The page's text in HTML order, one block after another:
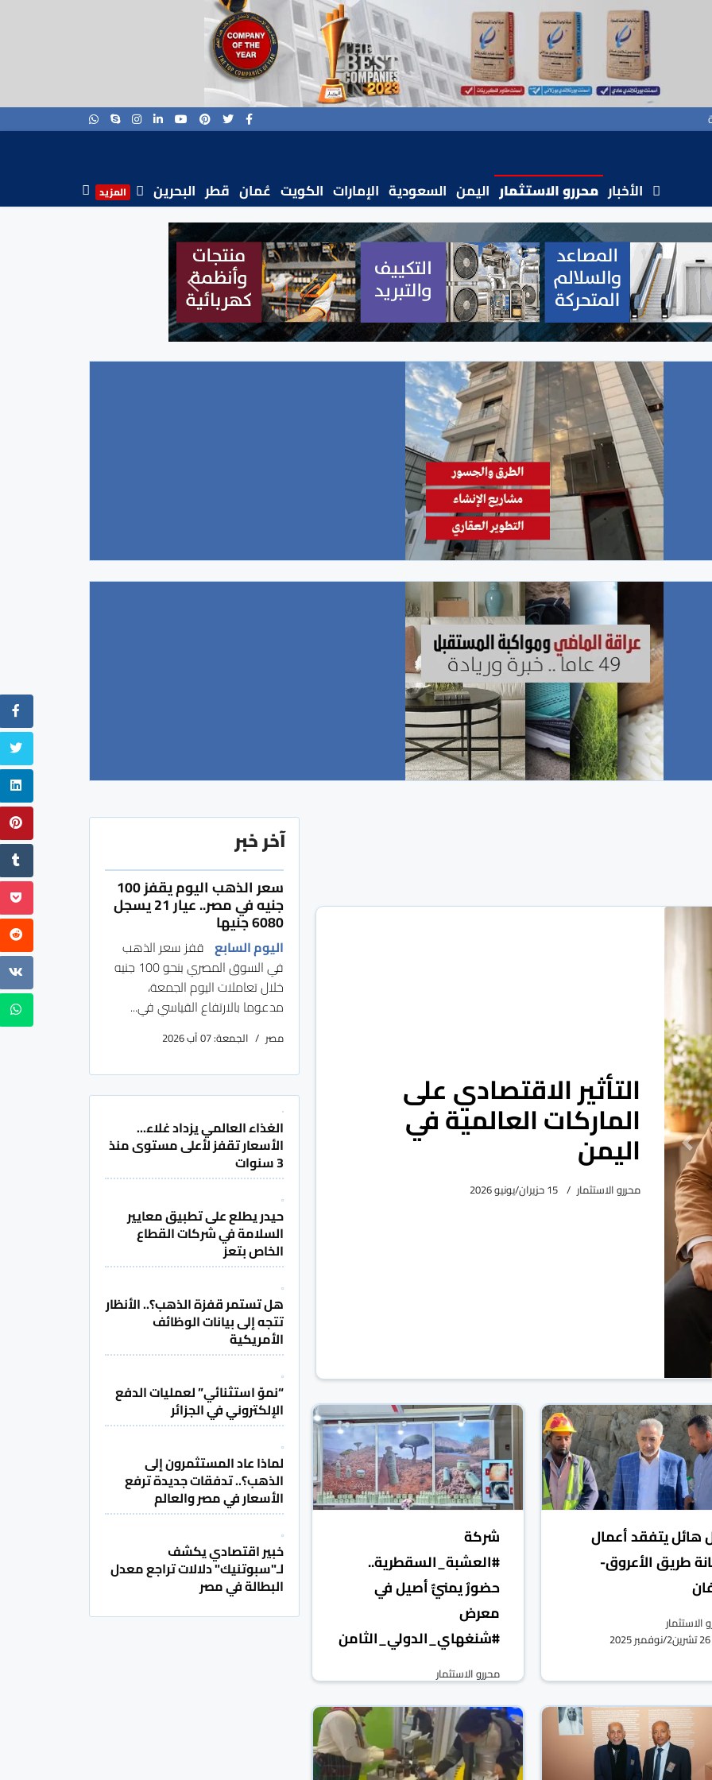
الأخبار محررو الاستثمار اليمن السعودية الإمارات الكويت عُمان قطر البحرين المزيد
Previous
التأثير الاقتصادي على
الماركات العالمية في
اليمن
محررو الاستثمار 15 حزيران/يونيو 2026
هائل يتفقد أعمال
طريق الأعروق-
الاستثمار
26 تشرين2/نوفمبر 2025
شركة
#العشبة_السقطرية..
حضورٌ يمنيٌّ أصيل في
معرض
#شنغهاي_الدولي_الثامن
محررو الاستثمار
آخر خبر
سعر الذهب اليوم يقفز 100
جنيه في مصر.. عيار 21 يسجل
6080 جنيها
اليوم السابع قفز سعر الذهب
في السوق المصري بنحو 100 جنيه
خلال تعاملات اليوم الجمعة،
مدعوما بالارتفاع القياسي في...
مصر الجمعة: 07 آب 2026
الغذاء العالمي يزداد غلاء...
الأسعار تقفز لأعلى مستوى منذ
3 سنوات
حيدر يطلع على تطبيق معايير
السلامة في شركات القطاع
الخاص بتعز
هل تستمر قفزة الذهب؟.. الأنظار
تتجه إلى بيانات الوظائف
الأمريكية
“نموّ استثنائي” لعمليات الدفع
الإلكتروني في الجزائر
لماذا عاد المستثمرون إلى
الذهب؟.. تدفقات جديدة ترفع
الأسعار في مصر والعالم
خبير اقتصادي يكشف
لـ"سبوتنيك" دلالات تراجع معدل
البطالة في مصر